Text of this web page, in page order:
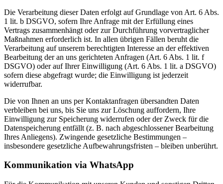
Die Verarbeitung dieser Daten erfolgt auf Grundlage von Art. 6 Abs.
1 lit. b DSGVO, sofern Ihre Anfrage mit der Erfüllung eines
Vertrags zusammenhängt oder zur Durchführung vorvertraglicher
Maßnahmen erforderlich ist. In allen übrigen Fällen beruht die
Verarbeitung auf unserem berechtigten Interesse an der effektiven
Bearbeitung der an uns gerichteten Anfragen (Art. 6 Abs. 1 lit. f
DSGVO) oder auf Ihrer Einwilligung (Art. 6 Abs. 1 lit. a DSGVO)
sofern diese abgefragt wurde; die Einwilligung ist jederzeit
widerrufbar.
Die von Ihnen an uns per Kontaktanfragen übersandten Daten
verbleiben bei uns, bis Sie uns zur Löschung auffordern, Ihre
Einwilligung zur Speicherung widerrufen oder der Zweck für die
Datenspeicherung entfällt (z. B. nach abgeschlossener Bearbeitung
Ihres Anliegens). Zwingende gesetzliche Bestimmungen –
insbesondere gesetzliche Aufbewahrungsfristen – bleiben unberührt.
Kommunikation via WhatsApp